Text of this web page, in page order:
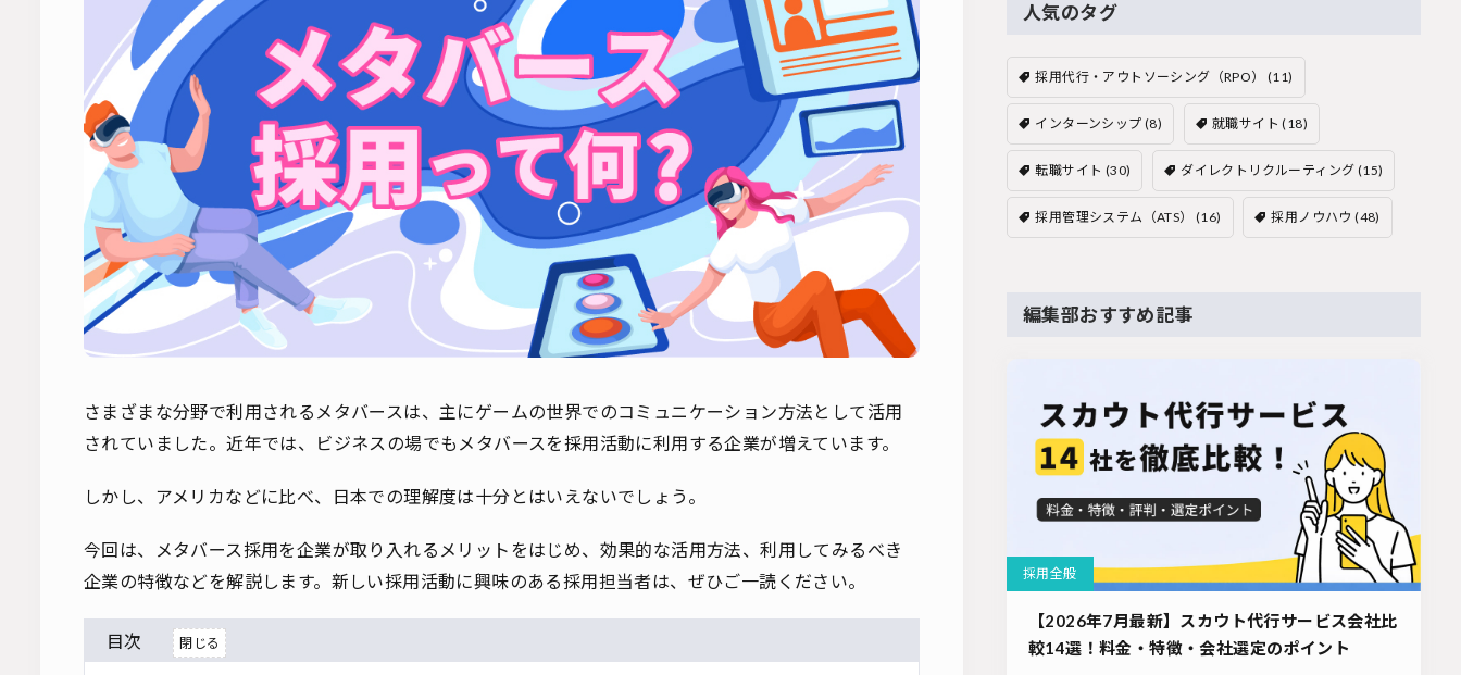
さまざまな分野で利用されるメタバースは、主にゲームの世界でのコミュニケーション方法として活用
されていました。近年では、ビジネスの場でもメタバースを採用活動に利用する企業が増えています。
しかし、アメリカなどに比べ、日本での理解度は十分とはいえないでしょう。
今回は、メタバース採用を企業が取り入れるメリットをはじめ、効果的な活用方法、利用してみるべき
企業の特徴などを解説します。新しい採用活動に興味のある採用担当者は、ぜひご一読ください。
目次
人気のタグ
採用代行・アウトソーシング（RPO） (11)
インターンシップ (8) 就職サイト (18)
転職サイト (30) ダイレクトリクルーティング (15)
採用管理システム（ATS） (16) 採用ノウハウ (48)
編集部おすすめ記事
採用全般
【2026年7月最新】スカウト代行サービス会社比
較14選！料金・特徴・会社選定のポイント